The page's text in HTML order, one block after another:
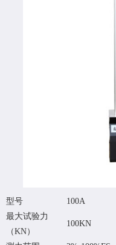
型号 100A
最大试验力
（KN）
100KN